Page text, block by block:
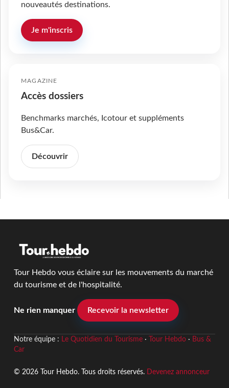
nouveautés destinations.
Je m'inscris
MAGAZINE
Accès dossiers
Benchmarks marchés, Icotour et suppléments
Bus&Car.
Découvrir
Tour Hebdo vous éclaire sur les mouvements du marché
du tourisme et de l'hospitalité.
Ne rien manquer Recevoir la newsletter
Notre équipe : Le Quotidien du Tourisme· Tour Hebdo· Bus &
Car
© 2026 Tour Hebdo. Tous droits réservés. Devenez annonceur